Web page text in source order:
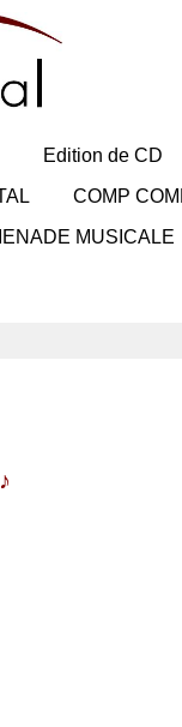
Edition de CD
COMP
MUSICALE
♪